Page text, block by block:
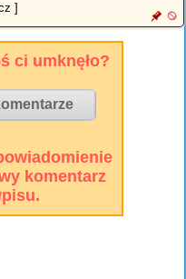
]
ci umknęło?
komentarz